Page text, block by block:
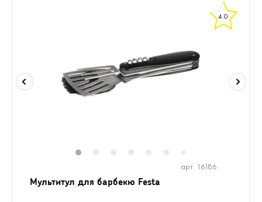
4.0
арт. 16186
Мультитул для барбекю Festa